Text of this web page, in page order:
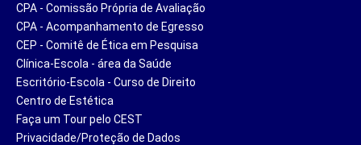
CPA - Comissão Própria de Avaliação
CPA - Acompanhamento de Egresso
CEP - Comitê de Ética em Pesquisa
Clínica-Escola - área da Saúde
Escritório-Escola - Curso de Direito
Centro de Estética
Faça um Tour pelo CEST
Privacidade/Proteção de Dados